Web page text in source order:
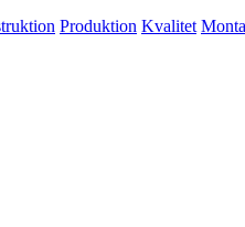
Produktion Kvalitet